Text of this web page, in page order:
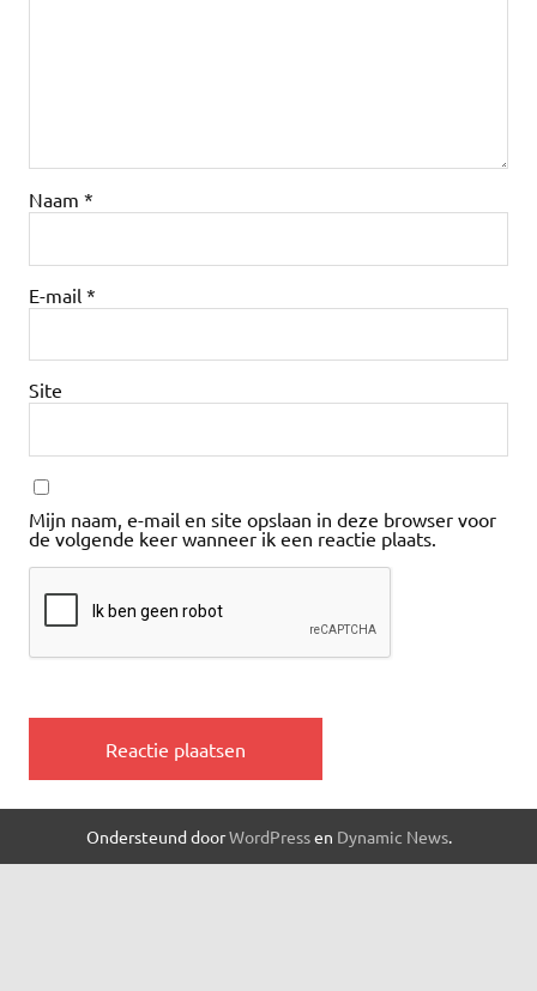
Naam *
E-mail *
Site
Mijn naam, e-mail en site opslaan in deze browser voor
de volgende keer wanneer ik een reactie plaats.
Ondersteund doorWordPressen Dynamic News.